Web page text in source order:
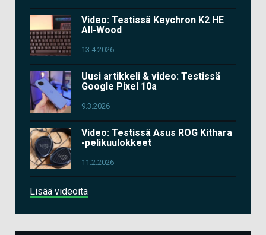
Video: Testissä Keychron K2 HE
All-Wood
13.4.2026
Uusi artikkeli & video: Testissä
Google Pixel 10a
9.3.2026
Video: Testissä Asus ROG Kithara
-pelikuulokkeet
11.2.2026
Lisää videoita